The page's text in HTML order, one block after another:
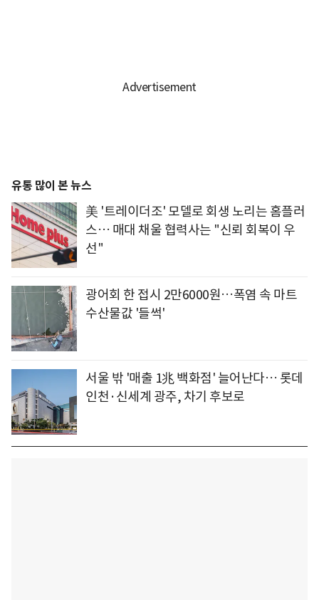
유통 많이 본 뉴스
美 '트레이더조' 모델로 회생 노리는 홈플러
스… 매대 채울 협력사는 "신뢰 회복이 우
선"
광어회 한 접시 2만6000원…폭염 속 마트
수산물값 '들썩'
서울 밖 '매출 1兆 백화점' 늘어난다… 롯데
인천·신세계 광주, 차기 후보로